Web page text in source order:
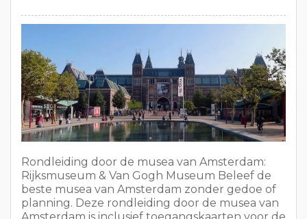
Rondleiding door de musea van Amsterdam:
Rijksmuseum & Van Gogh Museum Beleef de
beste musea van Amsterdam zonder gedoe of
planning. Deze rondleiding door de musea van